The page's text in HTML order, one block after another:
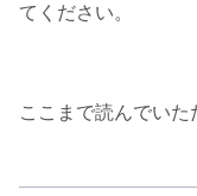
てください。
ここまで読んでいた